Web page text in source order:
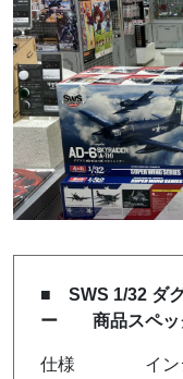
■ SWS 1/32 ダ
ー 商品スペ
仕様 インジェ